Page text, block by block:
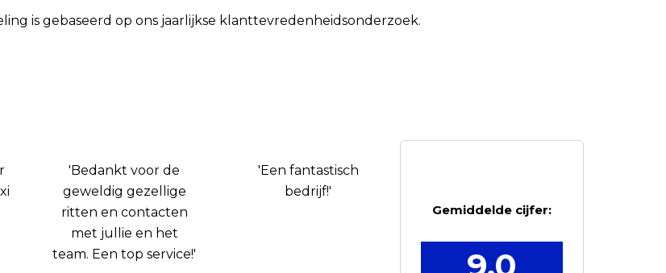
is gebaseerd op ons jaarlijkse klanttevredenheidsonderzoek.
'Bedankt voor de
geweldig gezellige
ritten en contacten
met jullie en het
team. Een top service!'
'Een fantastisch
bedrijf!'
Gemiddelde cijfer: